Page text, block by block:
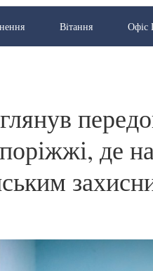
Вiтання Офіс
де